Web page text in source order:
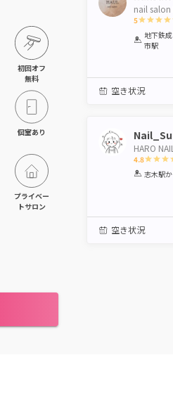
初回オフ
無料
個室あり
プライベー
トサロン
nail salon
5
1
Star
2
Stars
3
Stars
4
地下鉄
市駅
空き状況
HARO NAIL
4.8
1 2 3 4
志木駅
空き状況